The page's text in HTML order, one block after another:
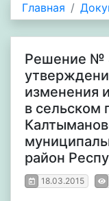
Главная
Решение №
изменения
в сельском
район
18.03.2015